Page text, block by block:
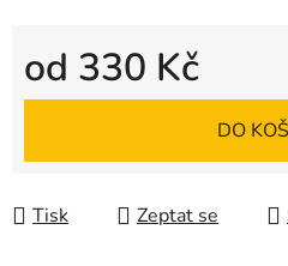
od 330 Kč
Měrná cena:
DO
Tisk Zeptat se